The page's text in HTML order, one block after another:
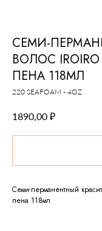
СЕМИ-
ВОЛОС
ПЕНА 118МЛ
220 SEAFOAM - 4OZ
1890,00 ₽
Семи-перманентный
пена 118мл